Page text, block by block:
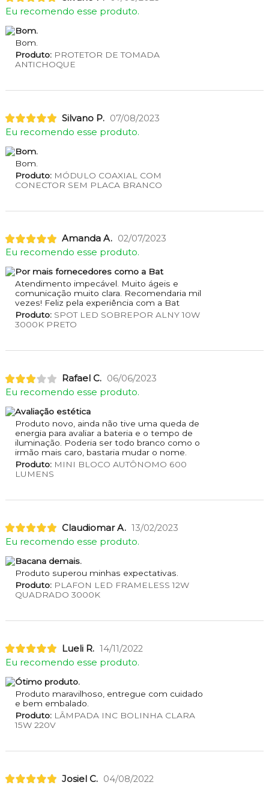
Eu recomendo esse produto.
Bom.
Bom.
Produto:PROTETOR DE TOMADA
ANTICHOQUE
Silvano P. 07/08/2023
Eu recomendo esse produto.
Bom.
Bom.
Produto:MÓDULO COAXIAL COM
CONECTOR SEM PLACA BRANCO
Amanda A. 02/07/2023
Eu recomendo esse produto.
Por mais fornecedores como a Bat
Atendimento impecável. Muito ágeis e
comunicação muito clara. Recomendaria mil
vezes! Feliz pela experiência com a Bat
Produto:SPOT LED SOBREPOR ALNY 10W
3000K PRETO
Rafael C. 06/06/2023
Eu recomendo esse produto.
Avaliação estética
Produto novo, ainda não tive uma queda de
energia para avaliar a bateria e o tempo de
iluminação. Poderia ser todo branco como o
irmão mais caro, bastaria mudar o nome.
Produto:MINI BLOCO AUTÔNOMO 600
LUMENS
Claudiomar A. 13/02/2023
Eu recomendo esse produto.
Bacana demais.
Produto superou minhas expectativas.
Produto:PLAFON LED FRAMELESS 12W
QUADRADO 3000K
Lueli R. 14/11/2022
Eu recomendo esse produto.
Ótimo produto.
Produto maravilhoso, entregue com cuidado
e bem embalado.
Produto:LÂMPADA INC BOLINHA CLARA
15W 220V
Josiel C. 04/08/2022